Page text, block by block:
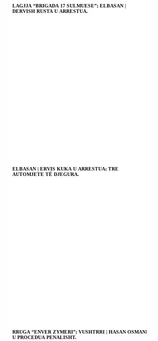
LAGJJA “BRIGADA 17 SULMUESE”; ELBASAN |
DERVISH RUSTA U ARRESTUA.
ELBASAN | ERVIS KUKA U ARRESTUA; TRE
AUTOMJETE TË DJEGURA.
RRUGA “ENVER ZYMERI”; VUSHTRRI | HASAN OSMANI
U PROCEDUA PENALISHT.